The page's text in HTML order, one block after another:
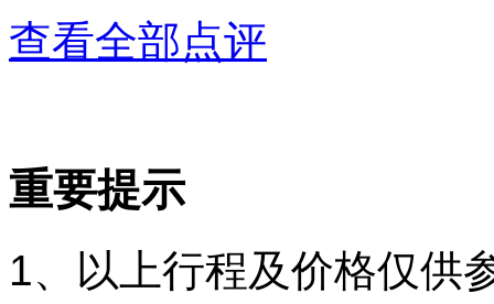
查看全部点评
重要提示
1、以上行程及价格仅供